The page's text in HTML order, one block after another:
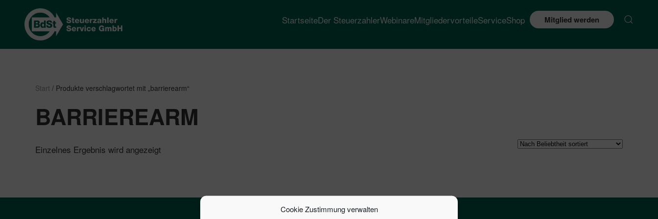
Cookie Zustimmung verwalten
StartseiteDer SteuerzahlerWebinareMitgliedervorteileServiceShop Mitglied werden
Start / Produkte verschlagwortet mit „barrierearm“
BARRIEREARM
Einzelnes Ergebnis wird angezeigt